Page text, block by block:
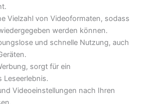
Vielzahl von Videoformaten, sodass
werden können.
und schnelle Nutzung, auch
sorgt für ein
Leseerlebnis.
Videoeinstellungen nach Ihren